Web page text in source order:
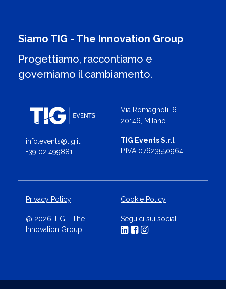
Siamo TIG - The Innovation Group
Progettiamo, raccontiamo e
governiamo il cambiamento.
info.events@tig.it
+39 02.499881
Via Romagnoli, 6
20146, Milano
TIG Events S.r.l
P.IVA 07623550964
Privacy Policy Cookie Policy
@ 2026 TIG - The
Innovation Group
Seguici sui social